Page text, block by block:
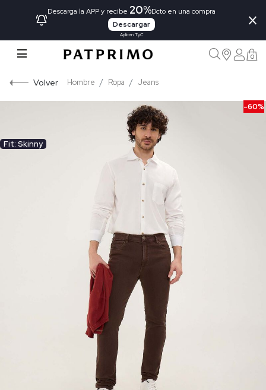
Descarga la APP y recibe 20%Dcto en una compra
Descargar
Aplican TyC
×
0
Volver Hombre Ropa Jeans
-60%
Fit: Skinny